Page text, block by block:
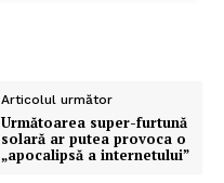
Articolul următor
Următoarea super-furtună
solară ar putea provoca o
„apocalipsă a internetului”